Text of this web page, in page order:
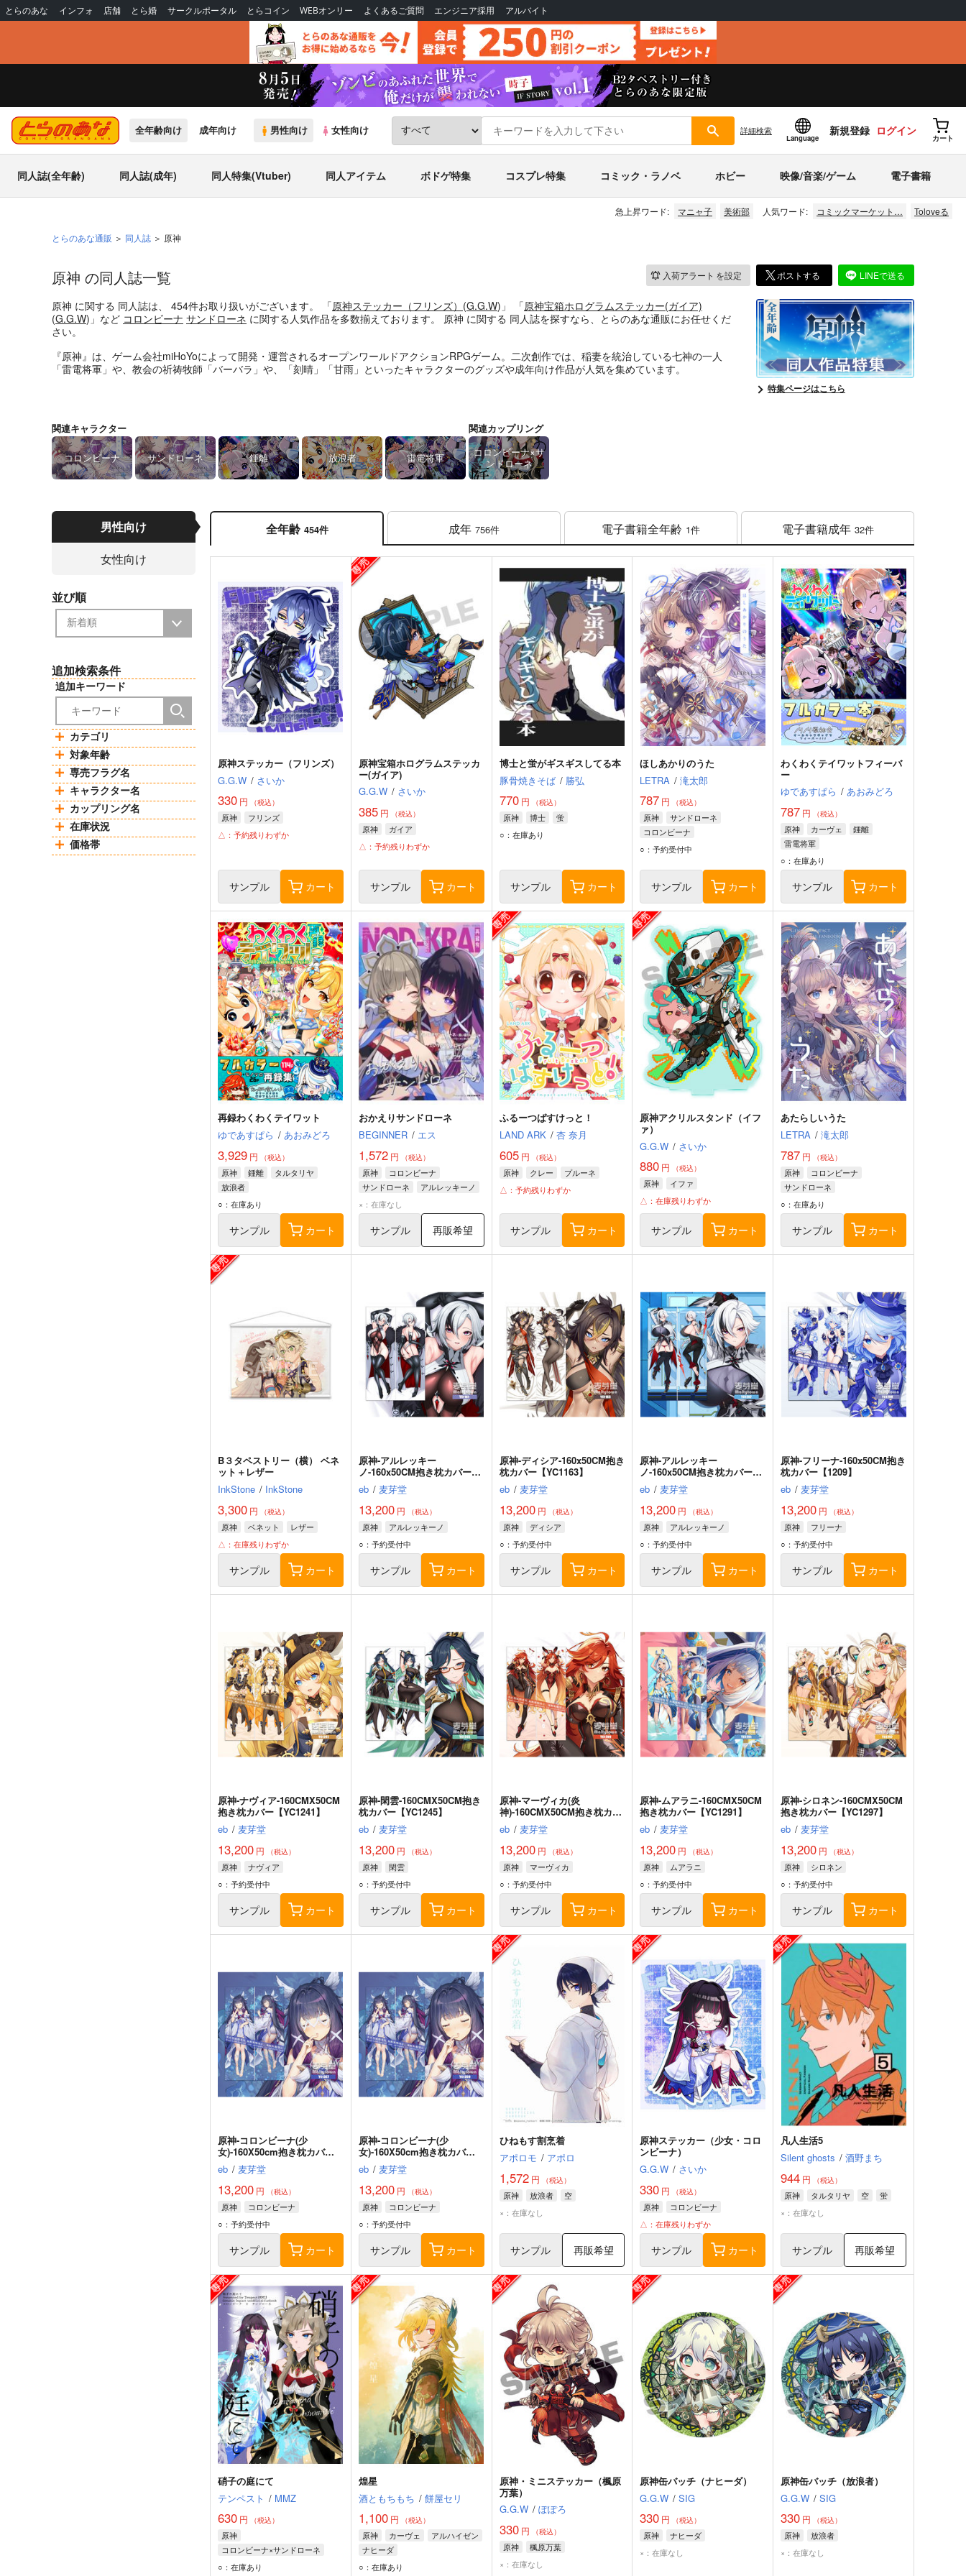
とらのあな インフォ 店舗 とら婚 サークルポータル とらコイン WEBオンリー よくあるご質問 エンジニア採用 アルバイト
全年齢向け 成年向け 男性向け 女性向け 詳細検索
Language
新規登録 ログイン
カート
同人誌(全年齢) 同人誌(成年) 同人特集(Vtuber) 同人アイテム ボドゲ特集 コスプレ特集 コミック・ラノベ ホビー 映像/音楽/ゲーム 電子書籍
急上昇ワード: マニャ子 美術部 人気ワード: コミックマーケット… Toloveる
とらのあな通販 同人誌 原神
入荷アラート を設定 ポストする LINEで送る
原神 の同人誌一覧
原神 に関する 同人誌は、 454件お取り扱いがございます。 「原神ステッカー（フリンズ） (G.G.W)」 「原神宝箱ホログラムステッカー(ガイア)
(G.G.W)」 など コロンビーナ サンドローネ に関する人気作品を多数揃えております。 原神 に関する 同人誌を探すなら、とらのあな通販にお任せくだ
さい。
『原神』は、ゲーム会社miHoYoによって開発・運営されるオープンワールドアクションRPGゲーム。二次創作では、稲妻を統治している七神の一人
「雷電将軍」や、教会の祈祷牧師「バーバラ」や、「刻晴」「甘雨」といったキャラクターのグッズや成年向け作品が人気を集めています。
特集ページはこちら
関連キャラクター
コロンビーナ サンドローネ 鍾離 放浪者 雷電将軍
関連カップリング
コロンビーナ×サ
ンドローネ
男性向け
女性向け
並び順
追加検索条件
追加キーワード
カテゴリ
対象年齢
専売フラグ名
キャラクター名
カップリング名
在庫状況
価格帯
全年齢 454件 成年 756件 電子書籍全年齢 1件 電子書籍成年 32件
原神ステッカー（フリンズ）
G.G.W / さいか
330 円 （税込）
原神
フリンズ
△：予約残りわずか
サンプル カート
原神宝箱ホログラムステッカ
ー(ガイア)
G.G.W / さいか
385円 （税込）
原神
ガイア
△：予約残りわずか
サンプル カート
博士と蛍がギスギスしてる本
豚骨焼きそば / 勝弘
770円 （税込）
原神 博士
蛍
○：在庫あり
サンプル カート
ほしあかりのうた
LETRA / 滝太郎
787 円 （税込）
原神
サンドローネ
コロンビーナ
○：予約受付中
サンプル カート
わくわくテイワットフィーバ
ー
ゆであすぱら / あおみどろ
787 円 （税込）
原神 カーヴェ
鍾離
雷電将軍
○：在庫あり
サンプル カート
再録わくわくテイワット
ゆであすぱら / あおみどろ
3,929 円 （税込）
原神 鍾離
タルタリヤ
放浪者
○：在庫あり
サンプル カート
おかえりサンドローネ
BEGINNER / エス
1,572円 （税込）
原神
コロンビーナ
サンドローネ
アルレッキーノ
×：在庫なし
サンプル 再販希望
ふるーつばすけっと！
LAND ARK / 杏 奈月
605円 （税込）
原神 クレー
プルーネ
△：予約残りわずか
サンプル カート
原神アクリルスタンド（イフ
ァ）
G.G.W / さいか
880 円 （税込）
原神
イファ
△：在庫残りわずか
サンプル カート
あたらしいうた
LETRA / 滝太郎
787 円 （税込）
原神
コロンビーナ
サンドローネ
○：在庫あり
サンプル カート
B３タペストリー（横） ベネ
ット＋レザー
InkStone / InkStone
3,300 円 （税込）
原神 ベネット
レザー
△：在庫残りわずか
サンプル カート
原神-アルレッキー
ノ-160x50CM抱き枕カバー
【YC1161】
eb / 麦芽堂
13,200円 （税込）
原神
アルレッキーノ
○：予約受付中
サンプル カート
原神-ディシア-160x50CM抱き
枕カバー【YC1163】
eb / 麦芽堂
13,200円 （税込）
原神
ディシア
○：予約受付中
サンプル カート
原神-アルレッキー
ノ-160x50CM抱き枕カバー
【1207】
eb / 麦芽堂
13,200 円 （税込）
原神
アルレッキーノ
○：予約受付中
サンプル カート
原神-フリーナ-160x50CM抱き
枕カバー【1209】
eb / 麦芽堂
13,200 円 （税込）
原神
フリーナ
○：予約受付中
サンプル カート
原神-ナヴィア-160CMX50CM
抱き枕カバー【YC1241】
eb / 麦芽堂
13,200 円 （税込）
原神
ナヴィア
○：予約受付中
サンプル カート
原神-閑雲-160CMX50CM抱き
枕カバー【YC1245】
eb / 麦芽堂
13,200円 （税込）
原神
閑雲
○：予約受付中
サンプル カート
原神-マーヴィカ(炎
神)-160CMX50CM抱き枕カバ
ー【YC1289】
eb / 麦芽堂
13,200円 （税込）
原神
マーヴィカ
○：予約受付中
サンプル カート
原神-ムアラニ-160CMX50CM
抱き枕カバー【YC1291】
eb / 麦芽堂
13,200 円 （税込）
原神
ムアラニ
○：予約受付中
サンプル カート
原神-シロネン-160CMX50CM
抱き枕カバー【YC1297】
eb / 麦芽堂
13,200 円 （税込）
原神
シロネン
○：予約受付中
サンプル カート
原神-コロンビーナ(少
女)-160X50cm抱き枕カバー
【YC1357】
eb / 麦芽堂
13,200 円 （税込）
原神
コロンビーナ
○：予約受付中
サンプル カート
原神-コロンビーナ(少
女)-160X50cm抱き枕カバー
【YC1359】
eb / 麦芽堂
13,200円 （税込）
原神
コロンビーナ
○：予約受付中
サンプル カート
ひねもす割烹着
アポロモ / アポロ
1,572円 （税込）
原神 放浪者
空
×：在庫なし
サンプル 再販希望
原神ステッカー（少女・コロ
ンビーナ）
G.G.W / さいか
330 円 （税込）
原神
コロンビーナ
△：在庫残りわずか
サンプル カート
凡人生活5
Silent ghosts / 酒野まち
944 円 （税込）
原神 タルタリヤ 空
蛍
×：在庫なし
サンプル 再販希望
硝子の庭にて
テンペスト / MMZ
630 円 （税込）
原神
コロンビーナ×サンドローネ
コロンビーナ
○：在庫あり
煌星
酒ともちもち / 餅屋セリ
1,100円 （税込）
原神 カーヴェ
アルハイゼン
ナヒーダ
○：在庫あり
原神・ミニステッカー（楓原
万葉）
G.G.W / ぽぽろ
330円 （税込）
原神
楓原万葉
×：在庫なし
原神缶バッチ（ナヒーダ）
G.G.W / SIG
330 円 （税込）
原神
ナヒーダ
×：在庫なし
原神缶バッチ（放浪者）
G.G.W / SIG
330 円 （税込）
原神
放浪者
×：在庫なし